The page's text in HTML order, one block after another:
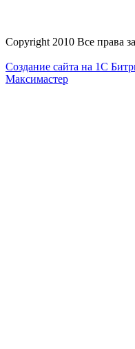
Copyright 2010 Все права
Создание сайта на 1С
Максимастер